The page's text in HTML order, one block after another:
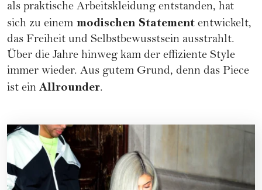
als praktische Arbeitskleidung entstanden, hat
sich zu einem modischen Statement entwickelt,
das Freiheit und Selbstbewusstsein ausstrahlt.
Über die Jahre hinweg kam der effiziente Style
immer wieder. Aus gutem Grund, denn das Piece
ist ein Allrounder.